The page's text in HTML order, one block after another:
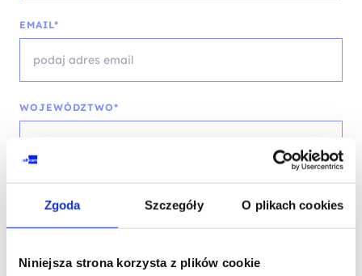
Zgoda Szczegóły O plikach cookies
Niniejsza strona korzysta z plików cookie
EMAIL*
WOJEWÓDZTWO*
FIRMA